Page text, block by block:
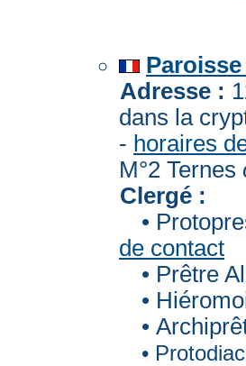
Adresse :
dans la
- horaires
M°2 Ternes
Clergé :
•
de contact
• Prêtre
•
•
•